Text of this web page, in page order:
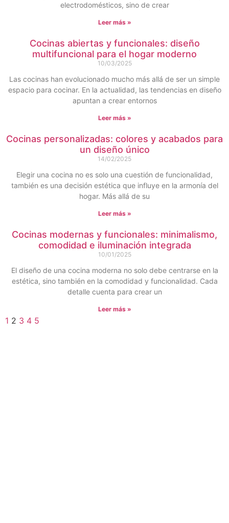
electrodomésticos, sino de crear
Leer más »
Cocinas abiertas y funcionales: diseño
multifuncional para el hogar moderno
10/03/2025
Las cocinas han evolucionado mucho más allá de ser un simple
espacio para cocinar. En la actualidad, las tendencias en diseño
apuntan a crear entornos
Leer más »
Cocinas personalizadas: colores y acabados para
un diseño único
14/02/2025
Elegir una cocina no es solo una cuestión de funcionalidad,
también es una decisión estética que influye en la armonía del
hogar. Más allá de su
Leer más »
Cocinas modernas y funcionales: minimalismo,
comodidad e iluminación integrada
10/01/2025
El diseño de una cocina moderna no solo debe centrarse en la
estética, sino también en la comodidad y funcionalidad. Cada
detalle cuenta para crear un
Leer más »
1 2 3 4 5